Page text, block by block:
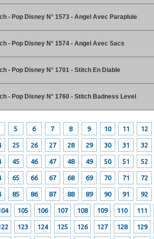
- Pop Disney N° 1573 - Angel Avec Parapluie
- Pop Disney N° 1574 - Angel Avec Sacs
- Pop Disney N° 1701 - Stitch En Diable
- Pop Disney N° 1760 - Stitch Badness Level
5 6 7 8 9 10 11 12
25 26 27 28 29 30 31 32
45 46 47 48 49 50 51 52
65 66 67 68 69 70 71 72
85 86 87 88 89 90 91 92
105 106 107 108 109 110 111
123 124 125 126 127 128 129